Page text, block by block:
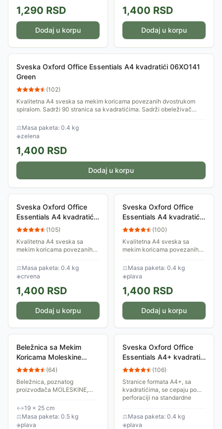
1,290 RSD
Dodaj u korpu
1,400 RSD
Dodaj u korpu
Sveska Oxford Office Essentials A4 kvadratići 06XO141
Green
(102)
Kvalitetna A4 sveska sa mekim koricama povezanih dvostrukom
spiralom. Sadrži 90 stranica sa kvadratićima. Sadrži obeleživač
⚖Masa paketa: 0.4 kg
◈zelena
1,400 RSD
Dodaj u korpu
Sveska Oxford Office
Essentials A4 kvadratići
06XO141 Red
(105)
Kvalitetna A4 sveska sa
mekim koricama povezanih
90 stranica sa kvadratićima.
Sadrži obeleživač strana sa
lenjirom....
⚖Masa paketa: 0.4 kg
◈crvena
1,400 RSD
Dodaj u korpu
Sveska Oxford Office
Essentials A4 kvadratići
06XO141 Blue
(100)
Kvalitetna A4 sveska sa
mekim koricama povezanih
90 stranica sa kvadratićima.
Sadrži obeleživač strana sa
lenjirom....
⚖Masa paketa: 0.4 kg
◈plava
1,400 RSD
Dodaj u korpu
Beležnica sa Mekim
Koricama Moleskine
QP621B6VF
(64)
Beležnica, poznatog
proizvođača MOLESKINE,
vaše beleške i misli ili
jednostavne crteže. Moderan
i funkcionalan aksesoar u...
↔19 × 25 cm
⚖Masa paketa: 0.5 kg
◈plava
Sveska Oxford Office
Essentials A4+ kvadratići
Blue 06XO131
(106)
Stranice formata A4+, sa
kvadratićima, se cepaju po
perforaciji na standardne
stavile u klaser, odnosno u
registrator....
⚖Masa paketa: 0.4 kg
◈plava